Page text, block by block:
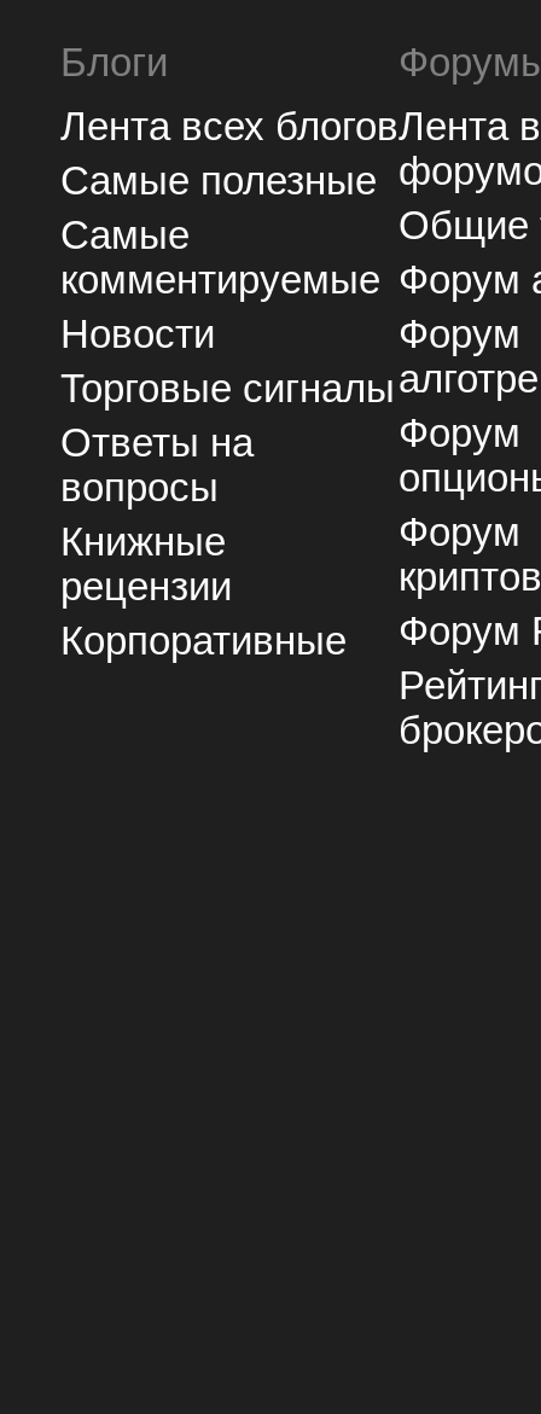
Блоги
Лента всех блогов
Самые полезные
Самые
комментируемые
Новости
Торговые сигналы
Ответы на
вопросы
Книжные
рецензии
Корпоративные
Лента
Общие
Форум
Форум
Форум
Форум
Форум